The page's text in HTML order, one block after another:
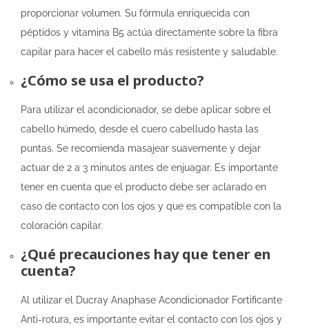
proporcionar volumen. Su fórmula enriquecida con
péptidos y vitamina B5 actúa directamente sobre la fibra
capilar para hacer el cabello más resistente y saludable.
¿Cómo se usa el producto?
Para utilizar el acondicionador, se debe aplicar sobre el
cabello húmedo, desde el cuero cabelludo hasta las
puntas. Se recomienda masajear suavemente y dejar
actuar de 2 a 3 minutos antes de enjuagar. Es importante
tener en cuenta que el producto debe ser aclarado en
caso de contacto con los ojos y que es compatible con la
coloración capilar.
¿Qué precauciones hay que tener en
cuenta?
Al utilizar el Ducray Anaphase Acondicionador Fortificante
Anti-rotura, es importante evitar el contacto con los ojos y